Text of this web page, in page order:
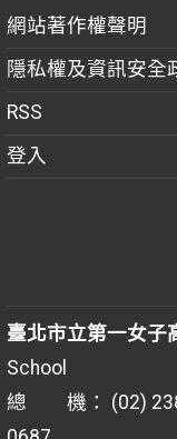
網站著作權聲明
隱私權及資訊安全
RSS
登入
臺北市立第一女子
School
總 機： (02)